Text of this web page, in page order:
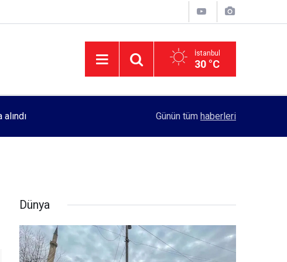
İstanbul
30 °C
Rektörlük, kadın öğrencilerin güvenliği için
Günün tüm haberleri
Dünya